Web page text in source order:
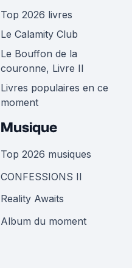
Top 2026 livres
Le Calamity Club
Le Bouffon de la
couronne, Livre II
Livres populaires en ce
moment
Musique
Top 2026 musiques
CONFESSIONS II
Reality Awaits
Album du moment